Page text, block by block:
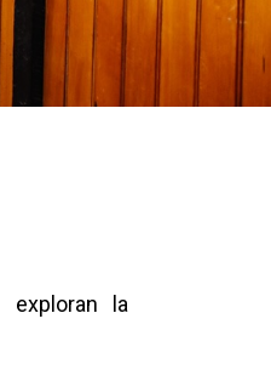
exploran la